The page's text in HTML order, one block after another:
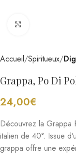
Cliquez pour
Accueil Spiritueux
Grappa, Po Di
24,00€
Découvrez la Grappa
italien de 40°. Issue
grappa offre une